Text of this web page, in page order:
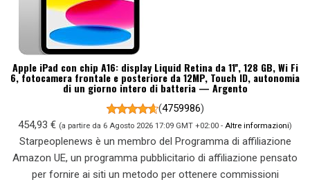
Apple iPad con chip A16: display Liquid Retina da 11'', 128 GB, Wi Fi
6, fotocamera frontale e posteriore da 12MP, Touch ID, autonomia
di un giorno intero di batteria — Argento
(4759986)
454,93 € (a partire da 6 Agosto 2026 17:09 GMT +02:00 - Altre informazioni)
Starpeoplenews è un membro del Programma di affiliazione
Amazon UE, un programma pubblicitario di affiliazione pensato
per fornire ai siti un metodo per ottenere commissioni